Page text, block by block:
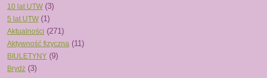
10 lat UTW (3)
5 lat UTW (1)
Aktualności (271)
Aktywność fizyczna (11)
BIULETYNY (9)
Brydż (3)